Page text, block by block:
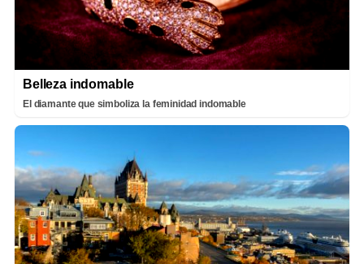
Belleza indomable
El diamante que simboliza la feminidad indomable